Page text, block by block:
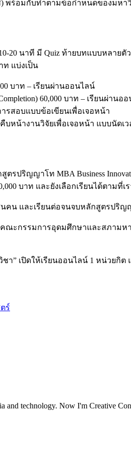
พร้อมกับทำตามข้อกำหนดของมห
20 นาที มี Quiz ท้ายบทแบบหลาย
ท แบ่งเป็น
บาท – เรียนผ่านออนไลน์
60,000 บาท – เรียนผ่านอ
ารสอบแบบข้อเขียนเพื่อเจอหน้า
คืบหน้างานวิจัยเพื่อเจอหน้า แบบนัดเ
รปริญญาโท MBA Business
บาท และยังเลือกเรียนได้ตามที่
คน และเรียนต่อจนจบหลักสูตรปริ
ะกรรมการอุดมศึกษาและสภามหา
า” เปิดให้เรียนออนไลน์ 1 หน่วย
ร์
and technology. Now I'm Creative